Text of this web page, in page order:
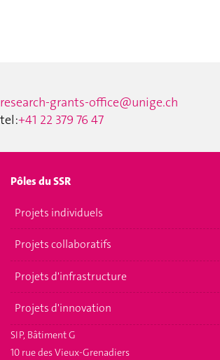
research-grants-office@unige.ch
tel:+41 22 379 76 47
Pôles du SSR
Projets individuels
Projets collaboratifs
Projets d'infrastructure
Projets d'innovation
SIP, Bâtiment G
10 rue des Vieux-Grenadiers